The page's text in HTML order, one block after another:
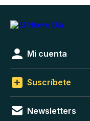
Mi cuenta
Suscríbete
Newsletters